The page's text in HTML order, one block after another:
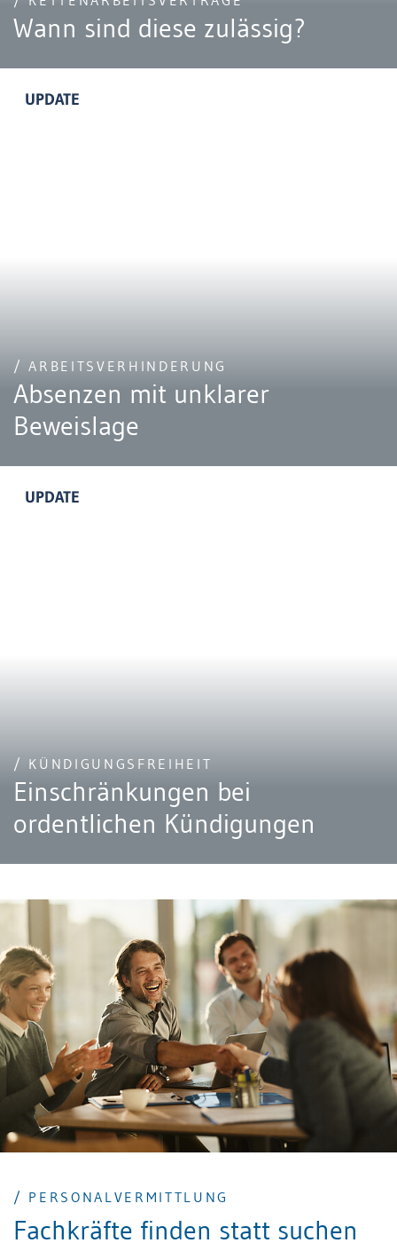
Wann sind diese zulässig?
UPDATE
/ ARBEITSVERHINDERUNG
Absenzen mit unklarer
Beweislage
UPDATE
/ KÜNDIGUNGSFREIHEIT
Einschränkungen bei
ordentlichen Kündigungen
/ PERSONALVERMITTLUNG
Fachkräfte finden statt suchen